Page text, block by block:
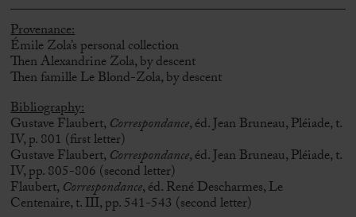
Provenance:
Émile Zola’s personal collection
Then Alexandrine Zola, by descent
Then famille Le Blond-Zola, by descent
Bibliography:
Gustave Flaubert, Correspondance, éd. Jean Bruneau, Pléiade, t.
IV, p. 801 (first letter)
Gustave Flaubert, Correspondance, éd. Jean Bruneau, Pléiade, t.
IV, pp. 805-806 (second letter)
Flaubert, Correspondance, éd. René Descharmes, Le
Centenaire, t. III, pp. 541-543 (second letter)